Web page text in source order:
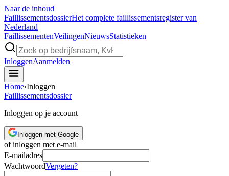
Naar de inhoud
FaillissementsdossierHet complete faillissementsregister van
Nederland
FaillissementenVeilingenNieuwsStatistieken
InloggenAanmelden
Home›Inloggen
Faillissementsdossier
Inloggen op je account
Inloggen met Google
of inloggen met e-mail
E-mailadres
WachtwoordVergeten?